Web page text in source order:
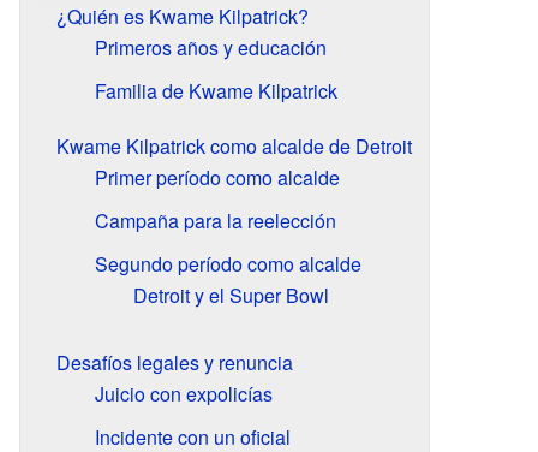
¿Quién es Kwame Kilpatrick?
Primeros años y educación
Familia de Kwame Kilpatrick
Kwame Kilpatrick como alcalde de Detroit
Primer período como alcalde
Campaña para la reelección
Segundo período como alcalde
Detroit y el Super Bowl
Desafíos legales y renuncia
Juicio con expolicías
Incidente con un oficial